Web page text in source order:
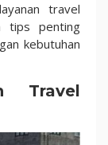
travel
tips penting
kebutuhan
Travel